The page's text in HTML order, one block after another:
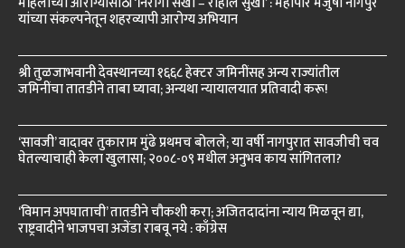
यांच्या संकल्पनेतून शहरव्यापी आरोग्य अभियान
श्री तुळजाभवानी देवस्थानच्या १६६८ हेक्टर जमिनींसह अन्य राज्यांतील
जमिनींचा तातडीने ताबा घ्यावा; अन्यथा न्यायालयात प्रतिवादी करू!
‘सावजी’ वादावर तुकाराम मुंढे प्रथमच बोलले; या वर्षी नागपुरात सावजीची चव
घेतल्याचाही केला खुलासा; २००८-०९ मधील अनुभव काय सांगितला?
‘विमान अपघाताची’ तातडीने चौकशी करा; अजितदादांना न्याय मिळवून द्या,
राष्ट्रवादीने भाजपचा अजेंडा राबवू नये : काँग्रेस